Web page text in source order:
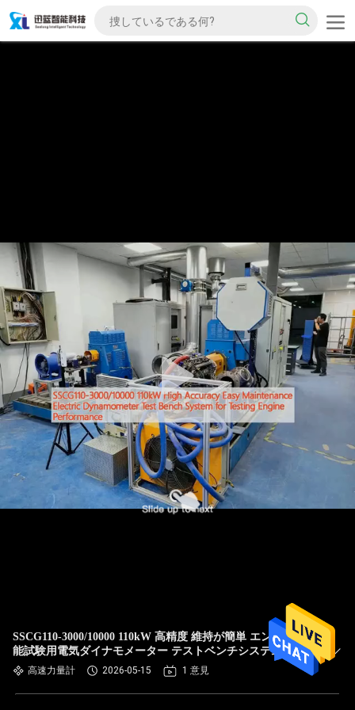
SSCG110-3000/10000 110kW 高精度 維持が簡単 エンジン性
能試験用電気ダイナモメーター テストベンチシステム
高速力量計 2026-05-15 1 意見